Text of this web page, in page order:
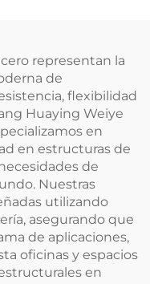
representan la
de
flexibilidad
Huaying Weiye
en
en estructuras de
de
Nuestras
utilizando
asegurando que
de aplicaciones,
oficinas y espacios
en